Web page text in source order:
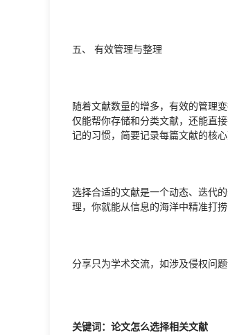
五、 有效管理与整理
随着文献数量的增多，有效的管理
仅能帮你存储和分类文献，还能直
记的习惯，简要记录每篇文献的核
选择合适的文献是一个动态、迭代
理，你就能从信息的海洋中精准打
分享只为学术交流，如涉及侵权问
关键词：论文怎么选择相关文献